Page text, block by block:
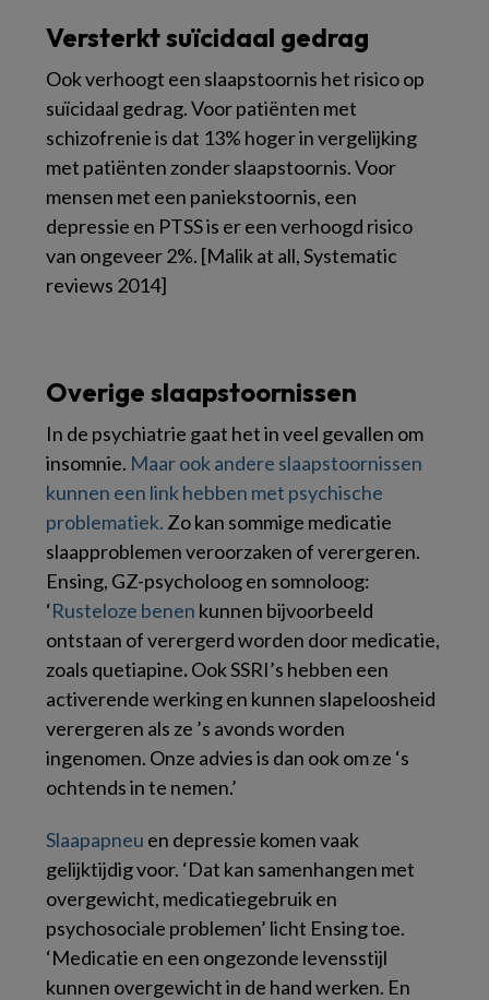
Versterkt suïcidaal gedrag
Ook verhoogt een slaapstoornis het risico op
suïcidaal gedrag. Voor patiënten met
schizofrenie is dat 13% hoger in vergelijking
met patiënten zonder slaapstoornis. Voor
mensen met een paniekstoornis, een
depressie en PTSS is er een verhoogd risico
van ongeveer 2%. [Malik at all, Systematic
reviews 2014]
Overige slaapstoornissen
In de psychiatrie gaat het in veel gevallen om
insomnie. Maar ook andere slaapstoornissen
kunnen een link hebben met psychische
problematiek. Zo kan sommige medicatie
slaapproblemen veroorzaken of verergeren.
Ensing, GZ-psycholoog en somnoloog:
‘Rusteloze benen kunnen bijvoorbeeld
ontstaan of verergerd worden door medicatie,
zoals quetiapine.Ook SSRI’s hebben een
activerende werking en kunnen slapeloosheid
verergeren als ze ’s avonds worden
ingenomen. Onze advies is dan ook om ze ‘s
ochtends in te nemen.’
Slaapapneu en depressie komen vaak
gelijktijdig voor. ‘Dat kan samenhangen met
overgewicht, medicatiegebruik en
psychosociale problemen’ licht Ensing toe.
‘Medicatie en een ongezonde levensstijl
kunnen overgewicht in de hand werken. En